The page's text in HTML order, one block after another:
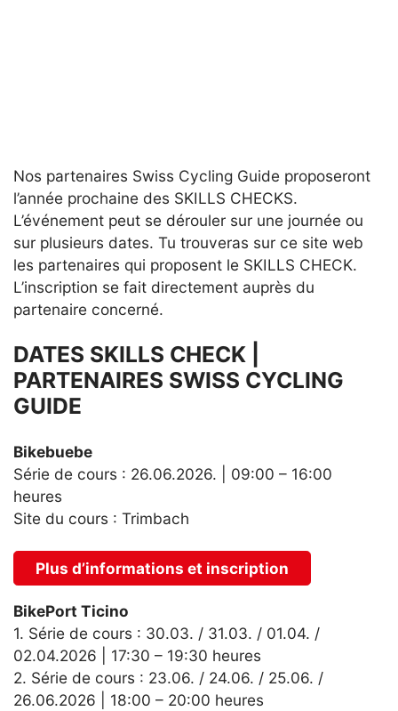
Nos partenaires Swiss Cycling Guide proposeront
l’année prochaine des SKILLS CHECKS.
L’événement peut se dérouler sur une journée ou
sur plusieurs dates. Tu trouveras sur ce site web
les partenaires qui proposent le SKILLS CHECK.
L’inscription se fait directement auprès du
partenaire concerné.
DATES SKILLS CHECK |
PARTENAIRES SWISS CYCLING
GUIDE
Bikebuebe
Série de cours : 26.06.2026. | 09:00 – 16:00
heures
Site du cours : Trimbach
Plus d’informations et inscription
BikePort Ticino
1. Série de cours : 30.03. / 31.03. / 01.04. /
02.04.2026 | 17:30 – 19:30 heures
2. Série de cours : 23.06. / 24.06. / 25.06. /
26.06.2026 | 18:00 – 20:00 heures